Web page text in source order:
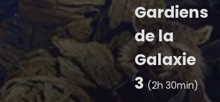
Gardiens
de la
Galaxie
3 (2h 30min)